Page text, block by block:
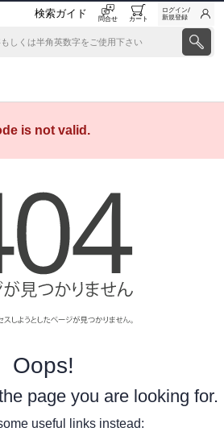
検索ガイド 問合せ カート
ログイン/
新規登録
is not valid.
Oops!
page you are looking for.
useful links instead: